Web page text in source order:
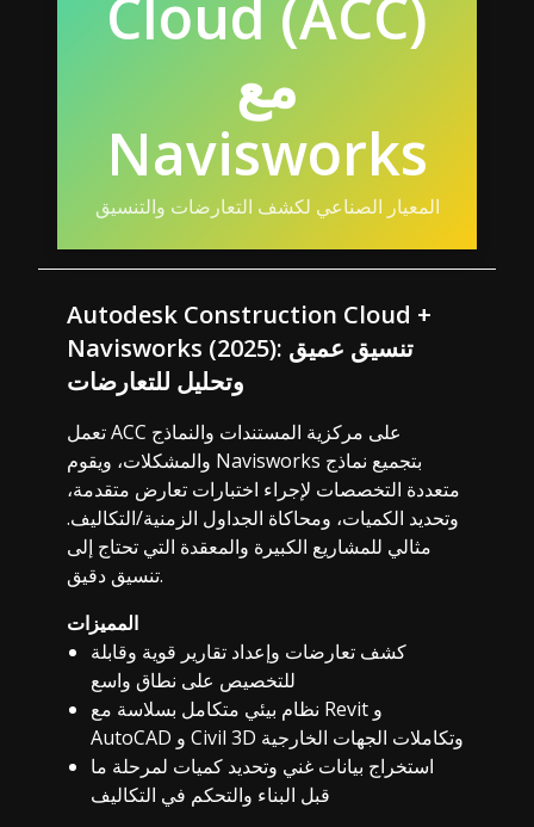
Cloud (ACC)
مع
Navisworks
المعيار الصناعي لكشف التعارضات والتنسيق
Autodesk Construction Cloud +
Navisworks (2025): تنسيق عميق
وتحليل للتعارضات
تعمل ACC على مركزية المستندات والنماذج
والمشكلات، ويقوم Navisworks بتجميع نماذج
متعددة التخصصات لإجراء اختبارات تعارض متقدمة،
وتحديد الكميات، ومحاكاة الجداول الزمنية/التكاليف.
مثالي للمشاريع الكبيرة والمعقدة التي تحتاج إلى
تنسيق دقيق.
المميزات
كشف تعارضات وإعداد تقارير قوية وقابلة
للتخصيص على نطاق واسع
نظام بيئي متكامل بسلاسة مع Revit و
AutoCAD و Civil 3D وتكاملات الجهات الخارجية
استخراج بيانات غني وتحديد كميات لمرحلة ما
قبل البناء والتحكم في التكاليف